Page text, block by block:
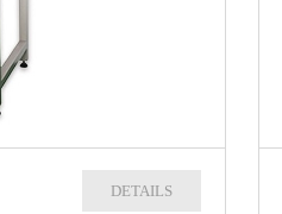
DETAILS